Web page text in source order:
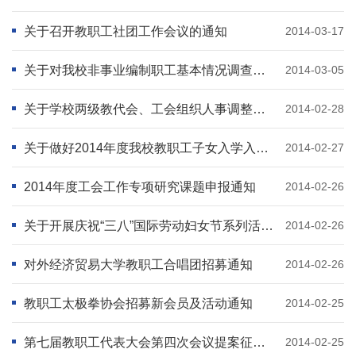
2014-03-17
关于召开教职工社团工作会议的通知
2014-03-05
关于对我校非事业编制职工基本情况调查的通知
2014-02-28
关于学校两级教代会、工会组织人事调整与变更的通告
2014-02-27
关于做好2014年度我校教职工子女入学入托工作的通知
2014-02-26
2014年度工会工作专项研究课题申报通知
2014-02-26
关于开展庆祝“三八”国际劳动妇女节系列活动的通知
2014-02-26
对外经济贸易大学教职工合唱团招募通知
2014-02-25
教职工太极拳协会招募新会员及活动通知
2014-02-25
第七届教职工代表大会第四次会议提案征集工作的通知